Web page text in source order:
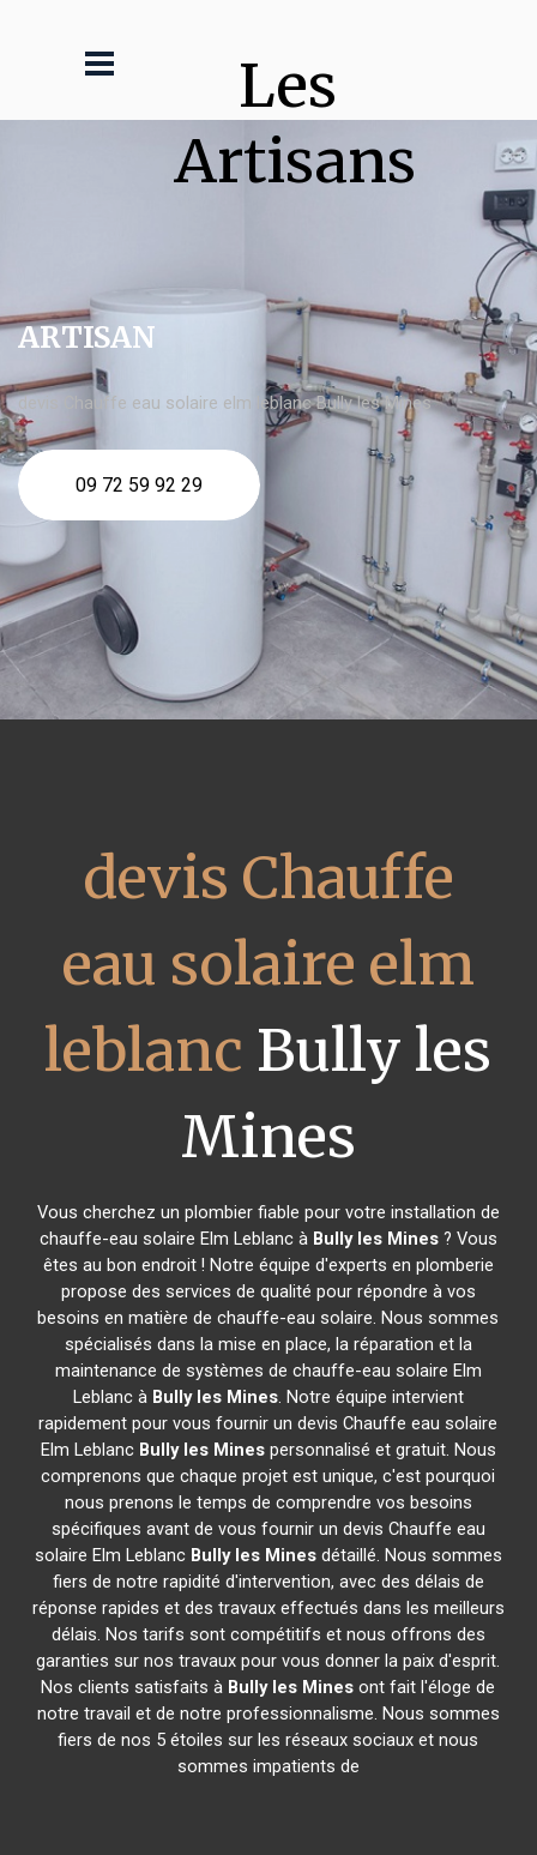
Les
Artisans
ARTISAN
devis Chauffe eau solaire elm leblanc Bully les Mines
09 72 59 92 29
devis Chauffe
eau solaire elm
leblanc Bully les
Mines
Vous cherchez un plombier fiable pour votre installation de
chauffe-eau solaire Elm Leblanc à Bully les Mines? Vous
êtes au bon endroit ! Notre équipe d'experts en plomberie
propose des services de qualité pour répondre à vos
besoins en matière de chauffe-eau solaire. Nous sommes
spécialisés dans la mise en place, la réparation et la
maintenance de systèmes de chauffe-eau solaire Elm
Leblanc à Bully les Mines. Notre équipe intervient
rapidement pour vous fournir un devis Chauffe eau solaire
Elm Leblanc Bully les Minespersonnalisé et gratuit. Nous
comprenons que chaque projet est unique, c'est pourquoi
nous prenons le temps de comprendre vos besoins
spécifiques avant de vous fournir un devis Chauffe eau
solaire Elm Leblanc Bully les Minesdétaillé. Nous sommes
fiers de notre rapidité d'intervention, avec des délais de
réponse rapides et des travaux effectués dans les meilleurs
délais. Nos tarifs sont compétitifs et nous offrons des
garanties sur nos travaux pour vous donner la paix d'esprit.
Nos clients satisfaits à Bully les Mines ont fait l'éloge de
notre travail et de notre professionnalisme. Nous sommes
fiers de nos 5 étoiles sur les réseaux sociaux et nous
sommes impatients de